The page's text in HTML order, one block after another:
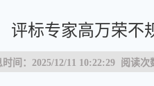
评标专家高万荣不
时间：2025/12/11 10:22:29 阅读次